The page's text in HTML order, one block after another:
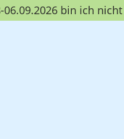
06.09.2026 bin ich